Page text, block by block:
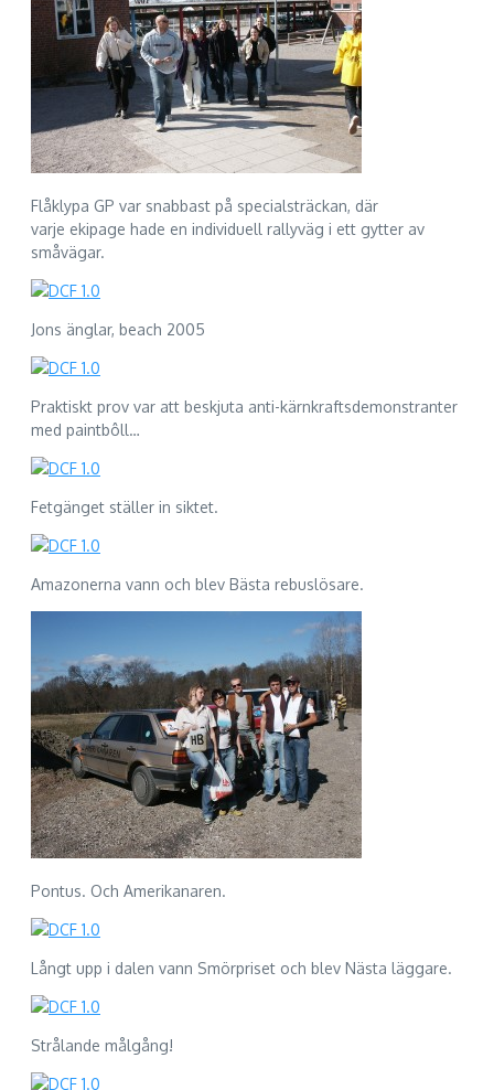
Flåklypa GP var snabbast på specialsträckan, där
varje ekipage hade en individuell rallyväg i ett gytter av
småvägar.
Jons änglar, beach 2005
Praktiskt prov var att beskjuta anti-kärnkraftsdemonstranter
med paintbôll…
Fetgänget ställer in siktet.
Amazonerna vann och blev Bästa rebuslösare.
Pontus. Och Amerikanaren.
Långt upp i dalen vann Smörpriset och blev Nästa läggare.
Strålande målgång!